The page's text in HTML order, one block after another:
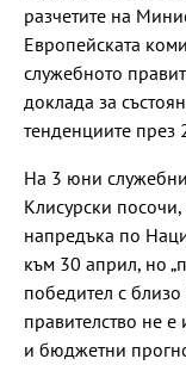
разчетите на
Европейската
служебното
доклада за
тенденциите през
На 3 юни
Клисурски
напредъка по
към 30 април, но
победител с
правителство не
и бюджетни